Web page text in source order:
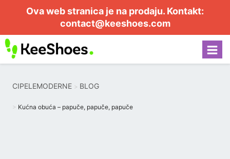
Ova web stranica je na prodaju. Kontakt:
contact@keeshoes.com
CIPELEMODERNE BLOG
Kućna obuća – papuče, papuče, papuče